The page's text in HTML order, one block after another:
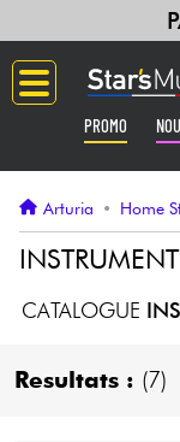
PROMO
Guitares &
Amplis &
Claviers &
Arturia • Home
CATALOGUE
Resultats : (7)